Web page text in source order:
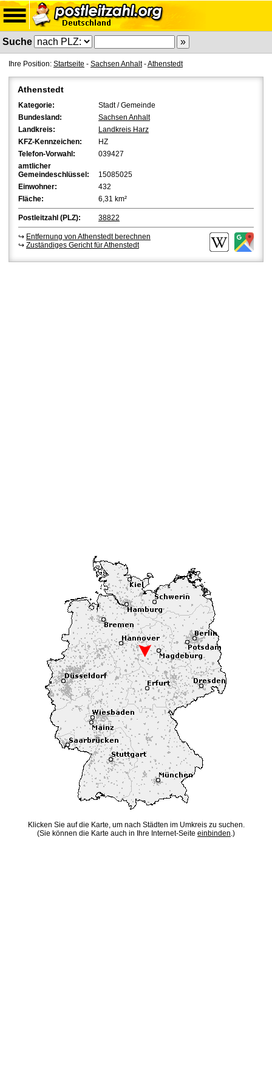
Suche
Ihre Position: Startseite - Sachsen Anhalt-Athenstedt
Athenstedt
Kategorie:
Stadt / Gemeinde
Bundesland:
Sachsen Anhalt
Landkreis:
Landkreis Harz
KFZ-Kennzeichen:
HZ
Telefon-Vorwahl:
039427
amtlicher
Gemeindeschlüssel:
15085025
Einwohner:
432
Fläche:
6,31 km²
Postleitzahl (PLZ): 38822
↪ Entfernung von Athenstedt berechnen
↪ Zuständiges Gericht für Athenstedt
Klicken Sie auf die Karte, um nach Städten im Umkreis zu suchen.
(Sie können die Karte auch in Ihre Internet-Seite einbinden.)